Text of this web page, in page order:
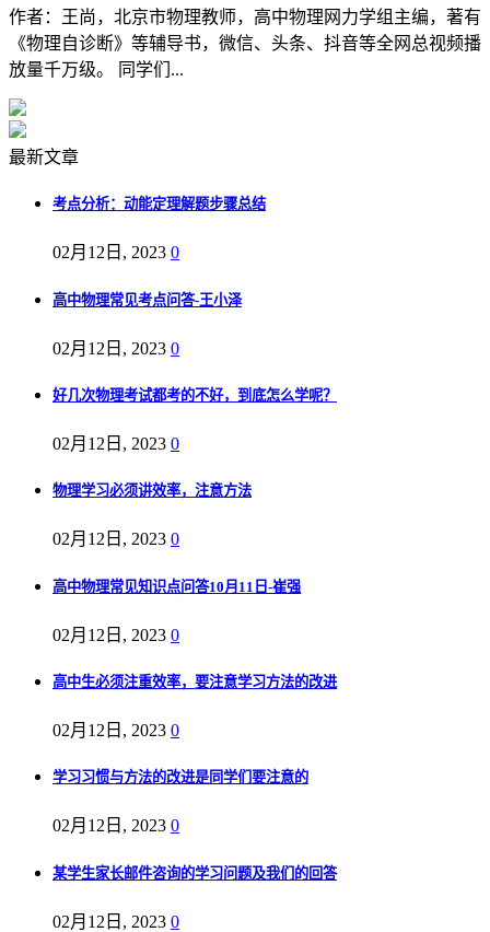
作者：王尚，北京市物理教师，高中物理网力学组主编，著有
《物理自诊断》等辅导书，微信、头条、抖音等全网总视频播
放量千万级。 同学们...
最新文章
考点分析：动能定理解题步骤总结
02月12日, 2023 0
高中物理常见考点问答-王小泽
02月12日, 2023 0
好几次物理考试都考的不好，到底怎么学呢？
02月12日, 2023 0
物理学习必须讲效率，注意方法
02月12日, 2023 0
高中物理常见知识点问答10月11日-崔强
02月12日, 2023 0
高中生必须注重效率，要注意学习方法的改进
02月12日, 2023 0
学习习惯与方法的改进是同学们要注意的
02月12日, 2023 0
某学生家长邮件咨询的学习问题及我们的回答
02月12日, 2023 0